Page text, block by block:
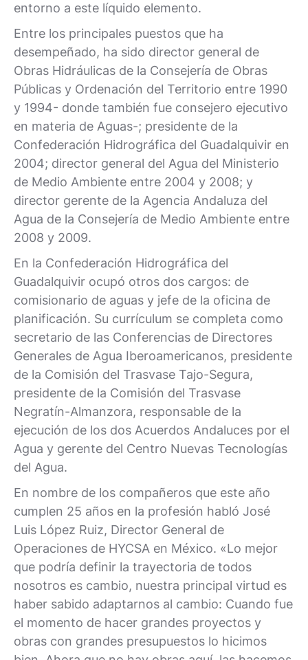
entorno a este líquido elemento.
Entre los principales puestos que ha
desempeñado, ha sido director general de
Obras Hidráulicas de la Consejería de Obras
Públicas y Ordenación del Territorio entre 1990
y 1994- donde también fue consejero ejecutivo
en materia de Aguas-; presidente de la
Confederación Hidrográfica del Guadalquivir en
2004; director general del Agua del Ministerio
de Medio Ambiente entre 2004 y 2008; y
director gerente de la Agencia Andaluza del
Agua de la Consejería de Medio Ambiente entre
2008 y 2009.
En la Confederación Hidrográfica del
Guadalquivir ocupó otros dos cargos: de
comisionario de aguas y jefe de la oficina de
planificación. Su currículum se completa como
secretario de las Conferencias de Directores
Generales de Agua Iberoamericanos, presidente
de la Comisión del Trasvase Tajo-Segura,
presidente de la Comisión del Trasvase
Negratín-Almanzora, responsable de la
ejecución de los dos Acuerdos Andaluces por el
Agua y gerente del Centro Nuevas Tecnologías
del Agua.
En nombre de los compañeros que este año
cumplen 25 años en la profesión habló José
Luis López Ruiz, Director General de
Operaciones de HYCSA en México. «Lo mejor
que podría definir la trayectoria de todos
nosotros es cambio, nuestra principal virtud es
haber sabido adaptarnos al cambio: Cuando fue
el momento de hacer grandes proyectos y
obras con grandes presupuestos lo hicimos